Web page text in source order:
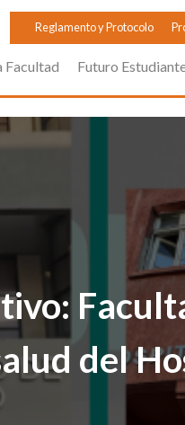
Reglamento y Protocolo
Facultad Futuro
del